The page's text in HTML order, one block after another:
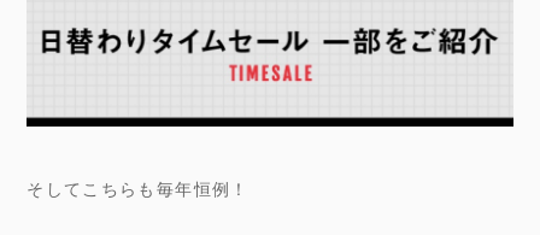
そしてこちらも毎年恒例！